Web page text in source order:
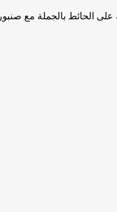
الحائط بالجملة مع صنبور